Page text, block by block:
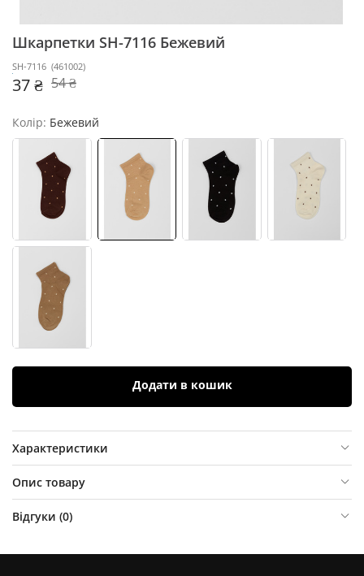
Шкарпетки SH-7116 Бежевий
SH-7116 (461002)
37 ₴ 54 ₴
Колір: Бежевий
Додати в кошик
Характеристики
Опис товару
Відгуки (0)